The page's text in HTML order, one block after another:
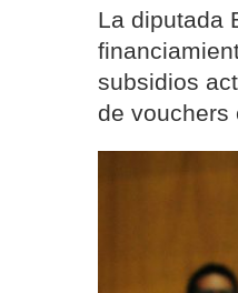
La diputada
subsidios
de vouchers